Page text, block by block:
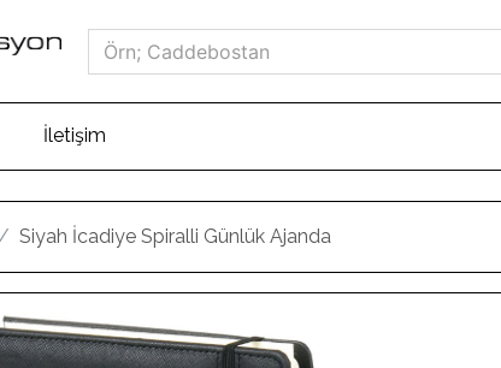
İletişim
Siyah İcadiye Spiralli Günlük Ajanda